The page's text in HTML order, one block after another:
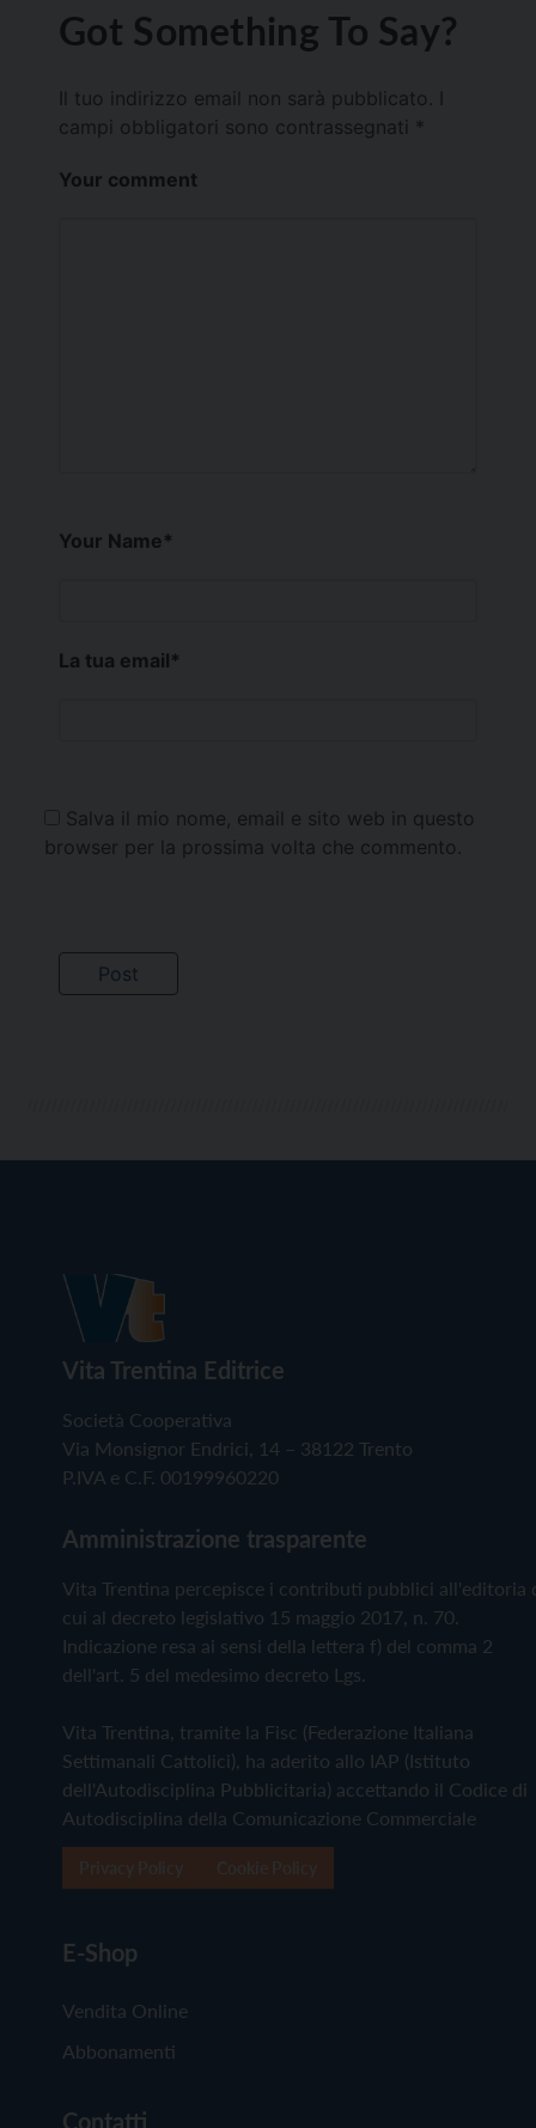
Got Something To Say?
Il tuo indirizzo email non sarà pubblicato.
campi obbligatori sono contrassegnati *
Your comment
Your Name*
La tua email*
Salva il mio nome, email e sito web in questo
browser per la prossima volta che commento.
Vita Trentina Editrice
Società Cooperativa
Via Monsignor Endrici, 14 – 38122 Trento
P.IVA e C.F. 00199960220
Amministrazione trasparente
Vita Trentina percepisce i contributi pubblici all'editoria
cui al decreto legislativo 15 maggio 2017, n. 70.
Indicazione resa ai sensi della lettera f) del comma 2
dell'art. 5 del medesimo decreto Lgs.
Vita Trentina, tramite la Fisc (Federazione Italiana
Settimanali Cattolici), ha aderito allo IAP (Istituto
dell'Autodisciplina Pubblicitaria) accettando il Codice di
Autodisciplina della Comunicazione Commerciale
E-Shop
Vendita Online
Abbonamenti
Contatti